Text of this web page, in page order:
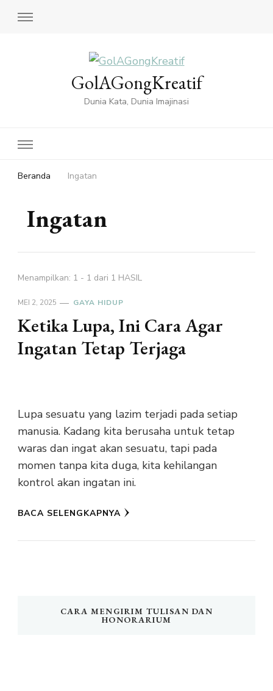
GolAGongKreatif
Dunia Kata, Dunia Imajinasi
Beranda Ingatan
Ingatan
Menampilkan: 1 - 1 dari 1 HASIL
MEI 2, 2025 GAYA HIDUP
Ketika Lupa, Ini Cara Agar
Ingatan Tetap Terjaga
Lupa sesuatu yang lazim terjadi pada setiap
manusia. Kadang kita berusaha untuk tetap
waras dan ingat akan sesuatu, tapi pada
momen tanpa kita duga, kita kehilangan
kontrol akan ingatan ini.
BACA SELENGKAPNYA
CARA MENGIRIM TULISAN DAN
HONORARIUM